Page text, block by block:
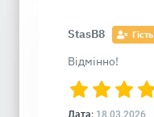
StasB8 Гість
Відмінно!